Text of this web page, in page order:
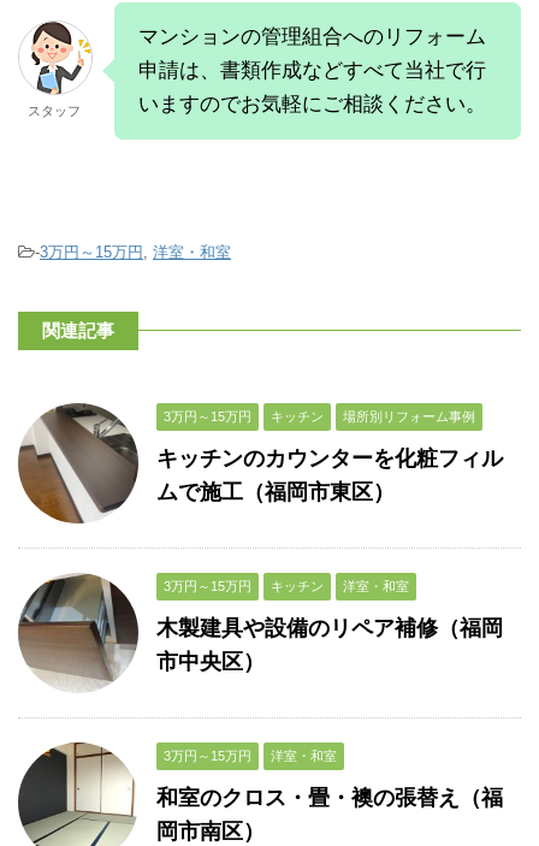
スタッフ
マンションの管理組合へのリフォーム
申請は、書類作成などすべて当社で行
いますのでお気軽にご相談ください。
-3万円～15万円 , 洋室・和室
関連記事
3万円～15万円 キッチン 場所別リフォーム事例
キッチンのカウンターを化粧フィル
ムで施工（福岡市東区）
3万円～15万円 キッチン 洋室・和室
木製建具や設備のリペア補修（福岡
市中央区）
3万円～15万円 洋室・和室
和室のクロス・畳・襖の張替え（福
岡市南区）